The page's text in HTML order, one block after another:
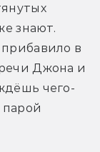
знают.
в
Джона и
чего-